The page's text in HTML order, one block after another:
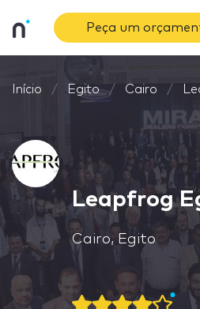
Peça um
Início Egito Cairo
Leapfrog
Cairo, Egito